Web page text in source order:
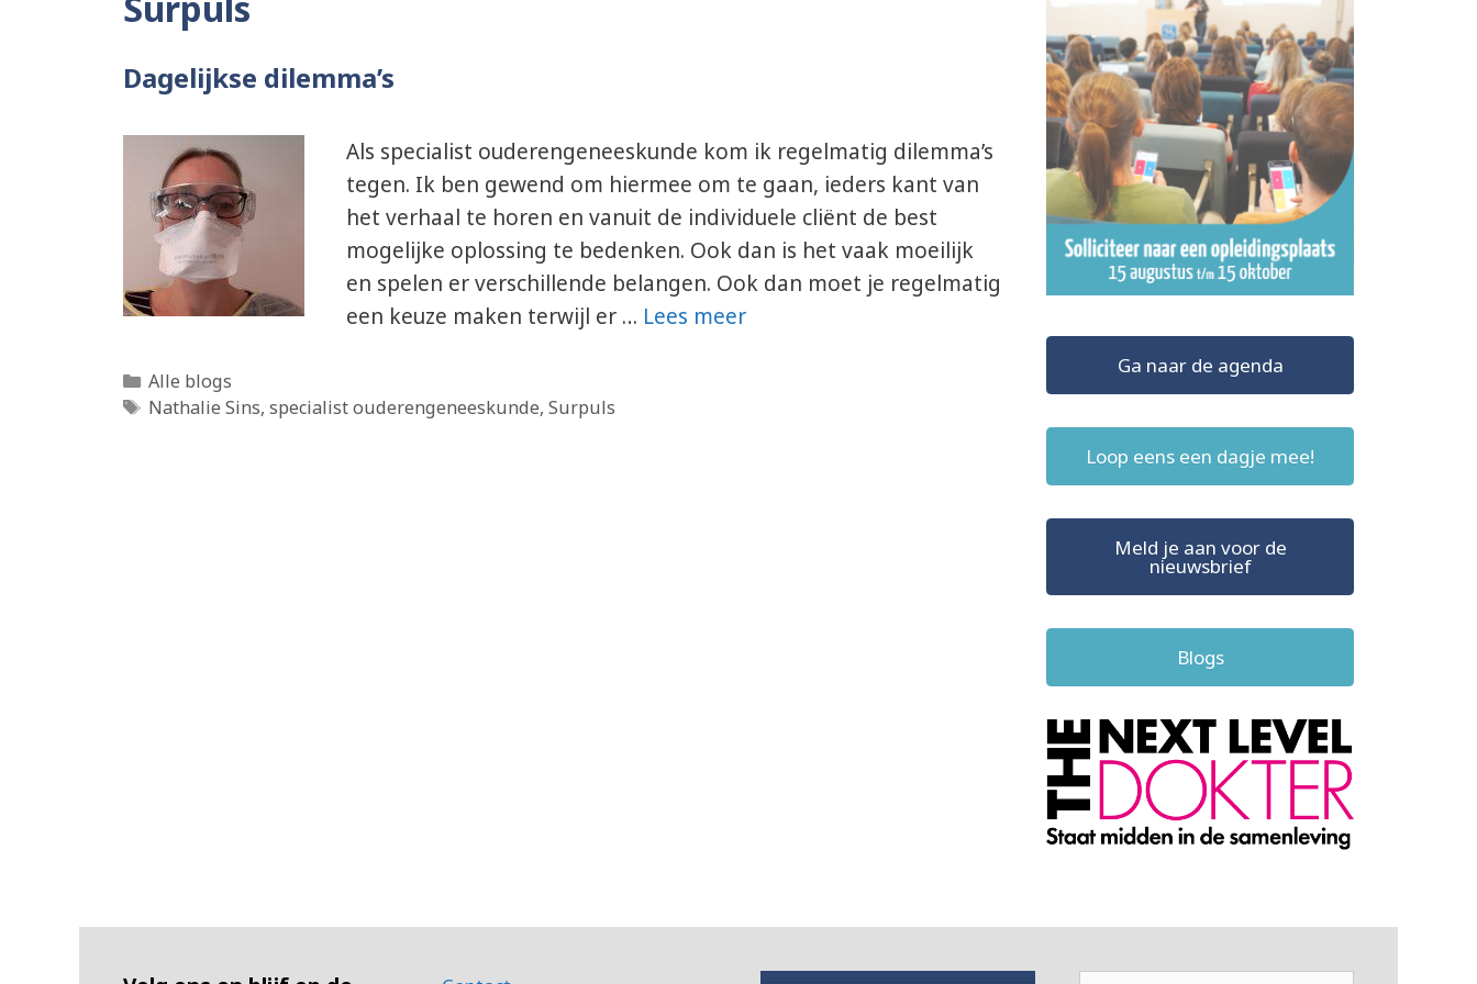
Dagelijkse dilemma’s
Als specialist ouderengeneeskunde kom ik regelmatig dilemma’s
tegen. Ik ben gewend om hiermee om te gaan, ieders kant van
het verhaal te horen en vanuit de individuele cliënt de best
mogelijke oplossing te bedenken. Ook dan is het vaak moeilijk
en spelen er verschillende belangen. Ook dan moet je regelmatig
een keuze maken terwijl er … Lees meer
Categorieën
Alle blogs
Tags
Nathalie Sins, specialist ouderengeneeskunde, Surpuls
Ga naar de agenda
Loop eens een dagje mee!
Meld je aan voor de
nieuwsbrief
Blogs